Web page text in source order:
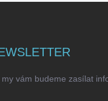
vám budeme zasílat